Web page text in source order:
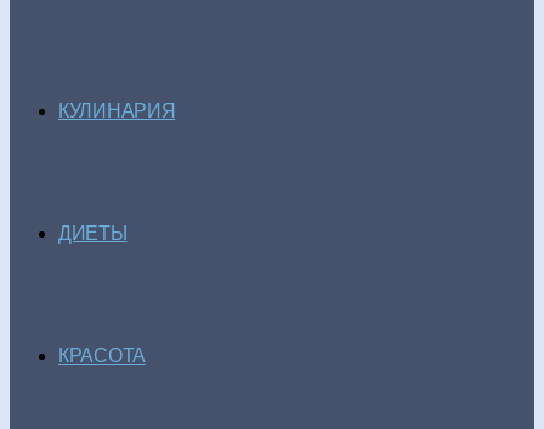
КУЛИНАРИЯ
ДИЕТЫ
КРАСОТА